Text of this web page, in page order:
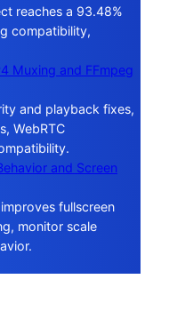
reaches a 93.48%
compatibility,
Muxing and FFmpeg
and playback fixes,
WebRTC
and Screen
fullscreen
monitor scale